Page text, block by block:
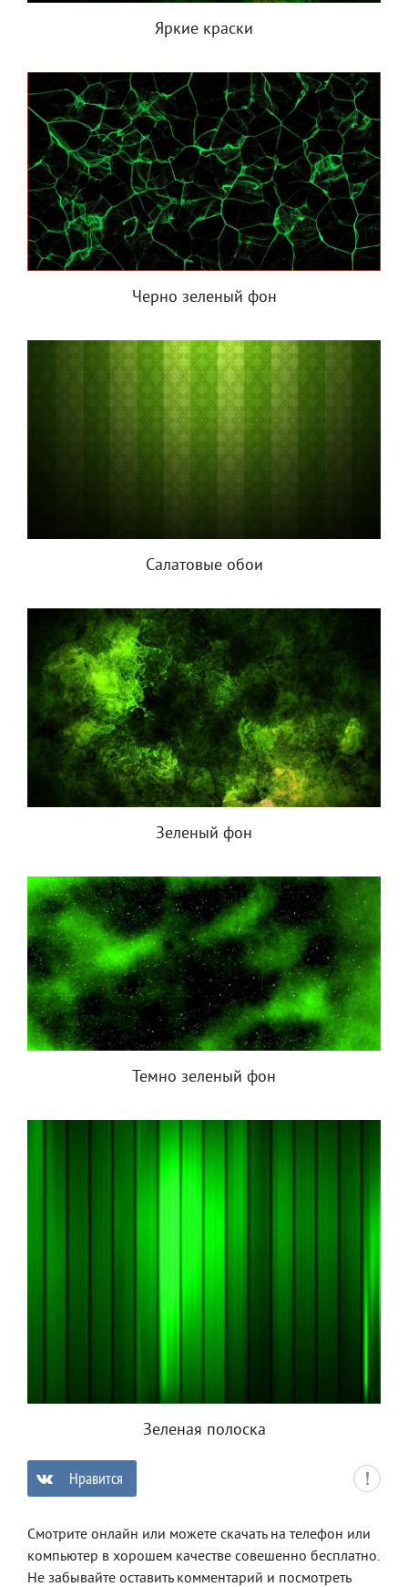
Яркие краски
Черно зеленый фон
Салатовые обои
Зеленый фон
Темно зеленый фон
Зеленая полоска
Нравится
Смотрите онлайн или можете скачать на телефон или
компьютер в хорошем качестве совешенно бесплатно.
Не забывайте оставить комментарий и посмотреть